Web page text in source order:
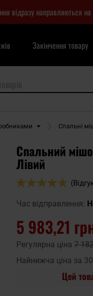
відразу направляються
Закінчення товару
Спальні
Спальний
Лівий
Оцінка:
Час відправлення:
5 983,21
Регулярна ціна 7
Найнижча ціна за
Цей